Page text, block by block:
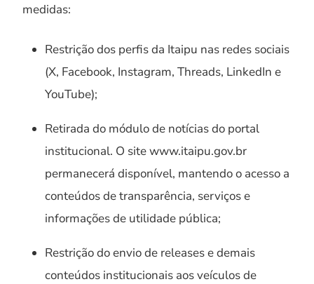
medidas:
Restrição dos perfis da Itaipu nas redes sociais
(X, Facebook, Instagram, Threads, LinkedIn e
YouTube);
Retirada do módulo de notícias do portal
institucional. O site www.itaipu.gov.br
permanecerá disponível, mantendo o acesso a
conteúdos de transparência, serviços e
informações de utilidade pública;
Restrição do envio de releases e demais
conteúdos institucionais aos veículos de